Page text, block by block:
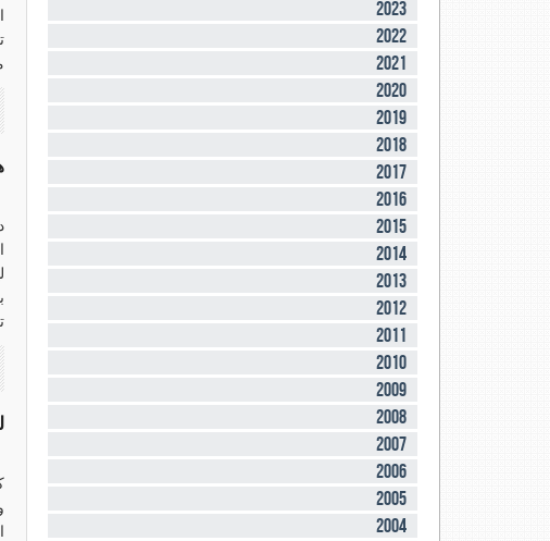
2023
2022
2021
2020
2019
2018
2017
2016
2015
2014
2013
2012
2011
2010
2009
2008
2007
2006
2005
2004